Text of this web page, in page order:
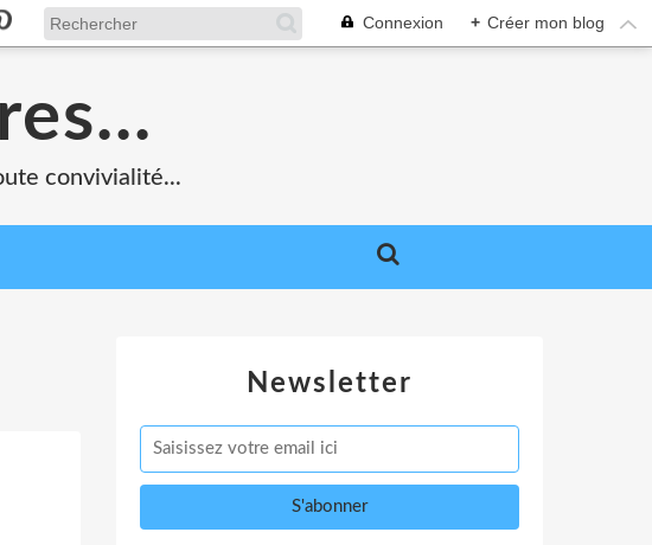
Connexion + Créer mon blog
convivialité...
Newsletter